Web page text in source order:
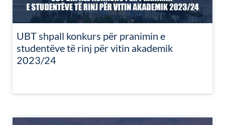
UBT shpall konkurs për pranimin e
studentëve të rinj për vitin akademik
2023/24